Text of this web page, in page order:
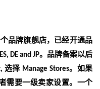
品牌旗舰店，已经开通品
DE and JP。品牌备案以后
选择 Manage Stores。如果
需要一级卖家设置。一个